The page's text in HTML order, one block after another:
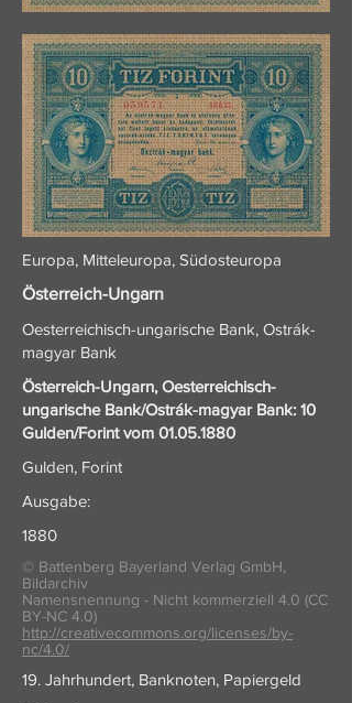
Europa, Mitteleuropa, Südosteuropa
Österreich-Ungarn
Oesterreichisch-ungarische Bank, Ostrák-
magyar Bank
Österreich-Ungarn, Oesterreichisch-
ungarische Bank/Ostrák-magyar Bank: 10
Gulden/Forint vom 01.05.1880
Gulden, Forint
Ausgabe:
1880
© Battenberg Bayerland Verlag GmbH,
Bildarchiv
Namensnennung - Nicht kommerziell 4.0 (CC
BY-NC 4.0)
http://creativecommons.org/licenses/by-
nc/4.0/
19. Jahrhundert, Banknoten, Papiergeld